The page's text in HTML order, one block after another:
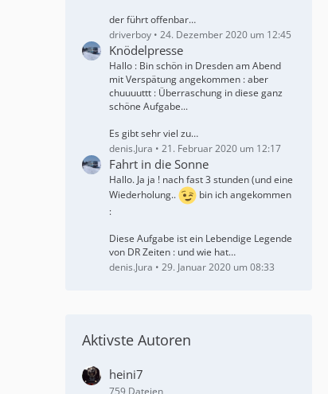
der führt offenbar…
driverboy
24. Dezember 2020 um 12:45
Knödelpresse
Hallo : Bin schön in Dresden am Abend
mit Verspätung angekommen : aber
chuuuuttt : Überraschung in diese ganz
schöne Aufgabe...
Es gibt sehr viel zu…
denis.Jura
21. Februar 2020 um 12:17
Fahrt in die Sonne
Hallo. Ja ja ! nach fast 3 stunden (und eine
Wiederholung..
bin ich angekommen
:
Diese Aufgabe ist ein Lebendige Legende
von DR Zeiten : und wie hat…
denis.Jura
29. Januar 2020 um 08:33
Aktivste Autoren
heini7
759 Dateien